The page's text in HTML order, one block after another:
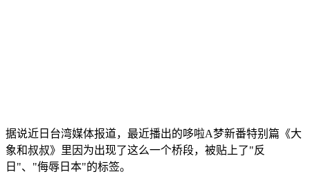
据说近日台湾媒体报道，最近播出的哆啦A梦新番特别篇《大
象和叔叔》里因为出现了这么一个桥段，被贴上了"反
日"、"侮辱日本"的标签。